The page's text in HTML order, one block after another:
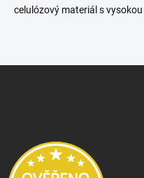
celulózový materiál s vysokou